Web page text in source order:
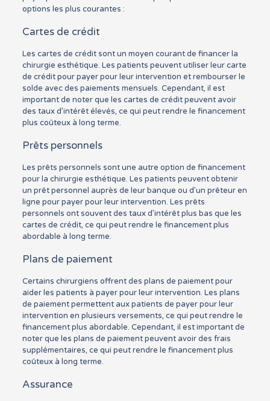
options les plus courantes :
Cartes de crédit
Les cartes de crédit sont un moyen courant de financer la
chirurgie esthétique. Les patients peuvent utiliser leur carte
de crédit pour payer pour leur intervention et rembourser le
solde avec des paiements mensuels. Cependant, il est
important de noter que les cartes de crédit peuvent avoir
des taux d’intérêt élevés, ce qui peut rendre le financement
plus coûteux à long terme.
Prêts personnels
Les prêts personnels sont une autre option de financement
pour la chirurgie esthétique. Les patients peuvent obtenir
un prêt personnel auprès de leur banque ou d’un prêteur en
ligne pour payer pour leur intervention. Les prêts
personnels ont souvent des taux d’intérêt plus bas que les
cartes de crédit, ce qui peut rendre le financement plus
abordable à long terme.
Plans de paiement
Certains chirurgiens offrent des plans de paiement pour
aider les patients à payer pour leur intervention. Les plans
de paiement permettent aux patients de payer pour leur
intervention en plusieurs versements, ce qui peut rendre le
financement plus abordable. Cependant, il est important de
noter que les plans de paiement peuvent avoir des frais
supplémentaires, ce qui peut rendre le financement plus
coûteux à long terme.
Assurance